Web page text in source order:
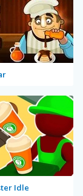
Idle